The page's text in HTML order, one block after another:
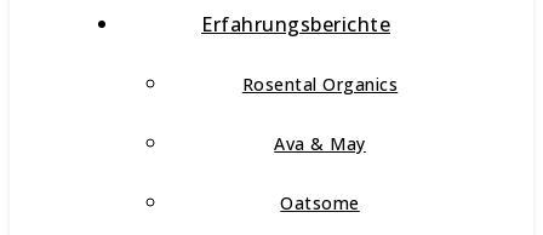
Erfahrungsberichte
Rosental Organics
Ava & May
Oatsome